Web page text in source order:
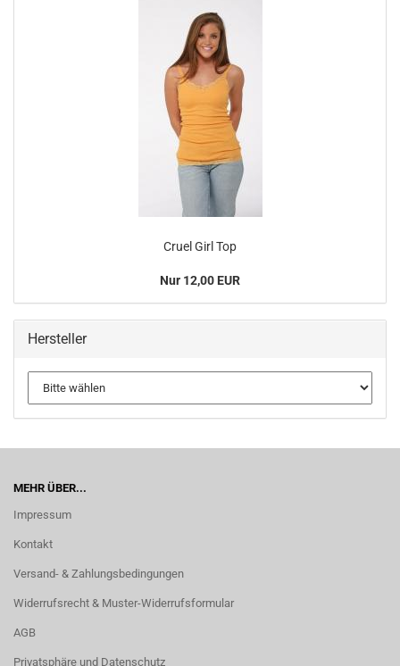
Cruel Girl Top
Nur 12,00 EUR
Hersteller
MEHR ÜBER...
Impressum
Kontakt
Versand- & Zahlungsbedingungen
Widerrufsrecht & Muster-Widerrufsformular
AGB
Privatsphäre und Datenschutz